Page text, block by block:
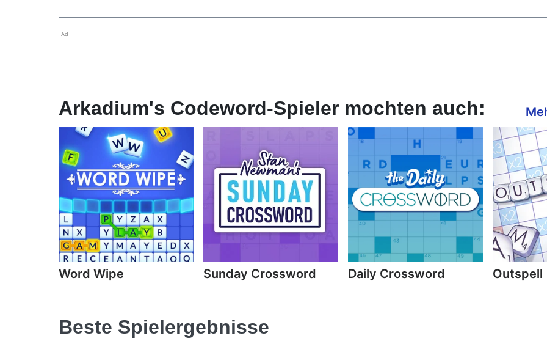
Ad
Arkadium's Codeword-Spieler mochten auch:
Word Wipe Sunday Crossword Daily Crossword Outspell
Beste Spielergebnisse